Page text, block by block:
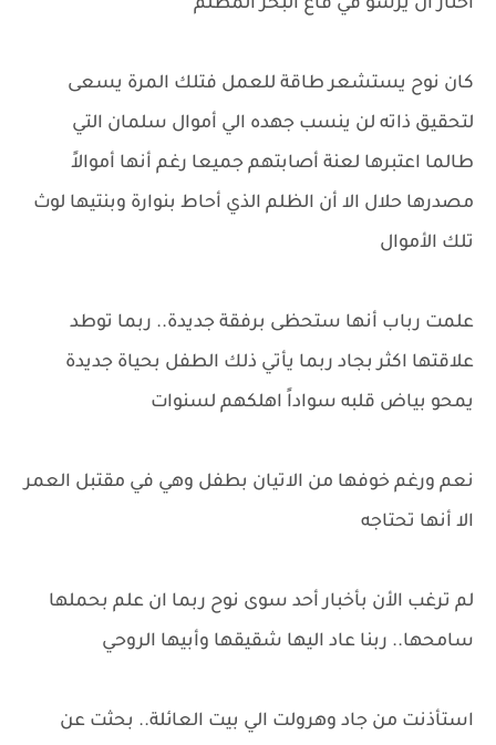
اختار أن يرسو في قاع البحر المظلم
كان نوح يستشعر طاقة للعمل فتلك المرة يسعى
لتحقيق ذاته لن ينسب جهده الي أموال سلمان التي
طالما اعتبرها لعنة أصابتهم جميعا رغم أنها أموالاً
مصدرها حلال الا أن الظلم الذي أحاط بنوارة وبنتيها لوث
تلك الأموال
علمت رباب أنها ستحظى برفقة جديدة.. ربما توطد
علاقتها اكثر بجاد ربما يأتي ذلك الطفل بحياة جديدة
يمحو بياض قلبه سواداً اهلكهم لسنوات
نعم ورغم خوفها من الاتيان بطفل وهي في مقتبل العمر
الا أنها تحتاجه
لم ترغب الأن بأخبار أحد سوى نوح ربما ان علم بحملها
سامحها.. ربنا عاد اليها شقيقها وأبيها الروحي
استأذنت من جاد وهرولت الي بيت العائلة.. بحثت عن